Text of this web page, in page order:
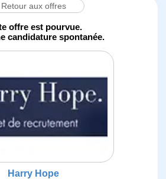
Retour aux offres
offre est pourvue.
candidature spontanée.
Harry Hope